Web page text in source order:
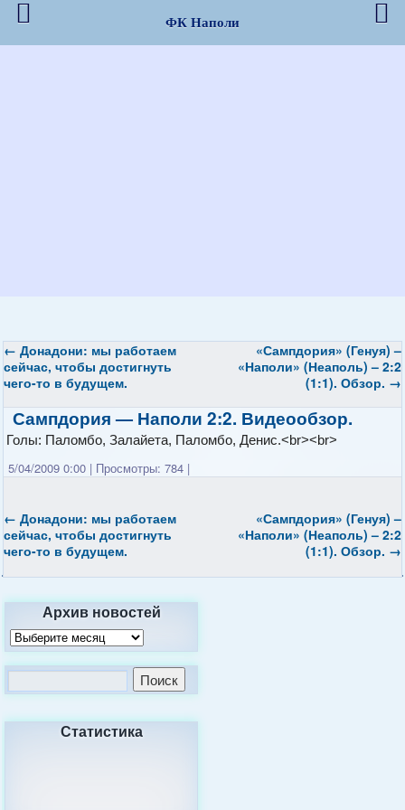
← Донадони: мы работаем
сейчас, чтобы достигнуть
чего-то в будущем.
«Сампдория» (Генуя) –
«Наполи» (Неаполь) – 2:2
(1:1). Обзор. →
Сампдория — Наполи 2:2. Видеообзор.
Голы: Паломбо, Залайета, Паломбо, Денис.<br><br>
5/04/2009 0:00 | Просмотры: 784 |
← Донадони: мы работаем
сейчас, чтобы достигнуть
чего-то в будущем.
«Сампдория» (Генуя) –
«Наполи» (Неаполь) – 2:2
(1:1). Обзор. →
Архив новостей
Статистика
ФК Наполи